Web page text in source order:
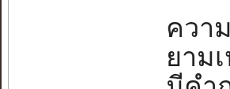
ควา
ยาม